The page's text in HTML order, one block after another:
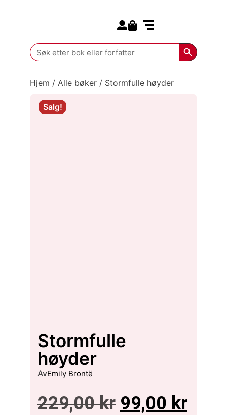
Search
for:
Search
Hjem / Alle bøker / Stormfulle høyder
Salg!
Stormfulle
høyder
AvEmily Brontë
229,00kr 99,00 kr